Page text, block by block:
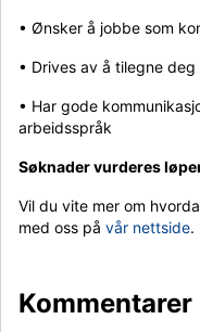
• Ønsker å jobbe som
• Drives av å tilegne
• Har gode
arbeidsspråk
Søknader vurderes
Vil du vite mer om
med oss på vår nettside.
Kommentarer